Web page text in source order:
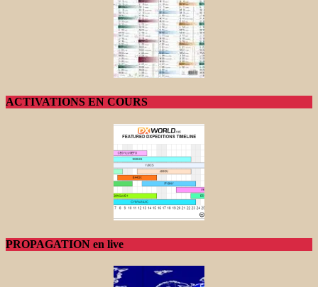
ACTIVATIONS EN COURS
PROPAGATION en live